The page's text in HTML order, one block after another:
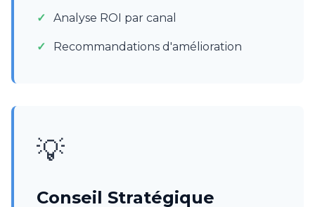
Analyse ROI par canal
Recommandations d'amélioration
💡
Conseil Stratégique